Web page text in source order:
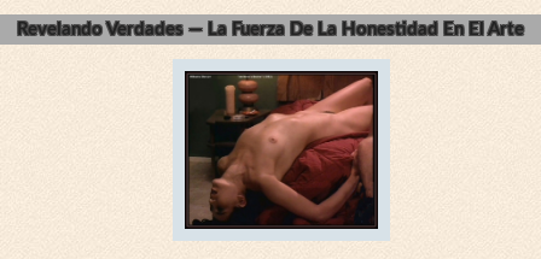
Revelando Verdades — La Fuerza De La Honestidad En El Arte